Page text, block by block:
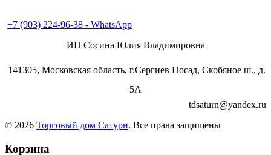
+7 (903) 224-96-38 - WhatsApp
ИП Сосина Юлия Владимировна
141305, Московская область, г.Сергиев Посад, Скобяное ш., д.
5А
tdsaturn@yandex.ru
© 2026 Торговый дом Сатурн. Все права защищены
Корзина